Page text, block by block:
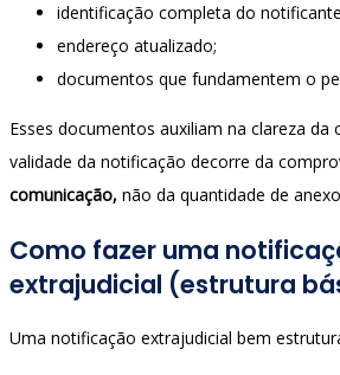
identificação completa do
endereço atualizado;
documentos que fundamentem o
Esses documentos auxiliam na clareza da
validade da notificação decorre da
comunicação, não da quantidade de
Como fazer uma
extrajudicial (estrutura
Uma notificação extrajudicial bem